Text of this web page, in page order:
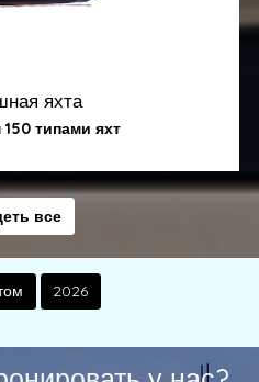
яхта
типами яхт
все
2026